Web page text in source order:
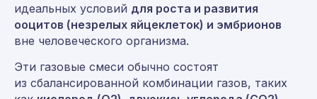
идеальных условий для роста и развития
ооцитов (незрелых яйцеклеток) и эмбрионов
вне человеческого организма.
Эти газовые смеси обычно состоят
из сбалансированной комбинации газов, таких